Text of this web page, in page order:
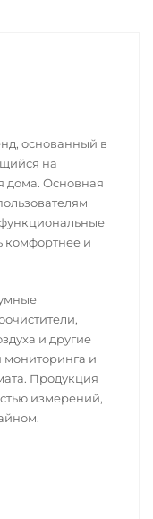
основанный в
на
дома. Основная
комфортнее и
и другие
мониторинга и
Продукция
измерений,